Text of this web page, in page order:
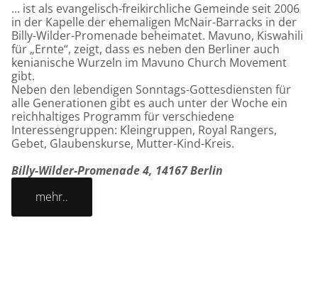
... ist als evangelisch-freikirchliche Gemeinde seit 2006
in der Kapelle der ehemaligen McNair-Barracks in der
Billy-Wilder-Promenade beheimatet. Mavuno, Kiswahili
für „Ernte“, zeigt, dass es neben den Berliner auch
kenianische Wurzeln im Mavuno Church Movement
gibt.
Neben den lebendigen Sonntags-Gottesdiensten für
alle Generationen gibt es auch unter der Woche ein
reichhaltiges Programm für verschiedene
Interessengruppen: Kleingruppen, Royal Rangers,
Gebet, Glaubenskurse, Mutter-Kind-Kreis.
Billy-Wilder-Promenade 4, 14167 Berlin
mehr..